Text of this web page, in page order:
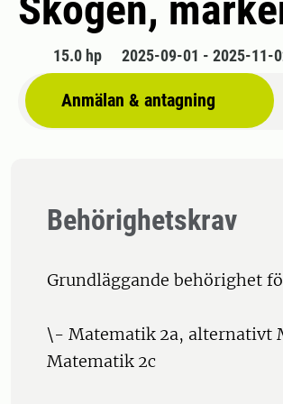
15.0 hp 2025-09-01 - 2025-11-
Anmälan & antagning
Behörighetskrav
Grundläggande behörighet
\- Matematik 2a, alternativt
Matematik 2c